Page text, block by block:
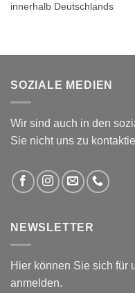
innerhalb Deutschlands
SOZIALE MEDIEN
Wir sind auch in den
Sie nicht uns zu
NEWSLETTER
Hier können Sie sich für
anmelden.